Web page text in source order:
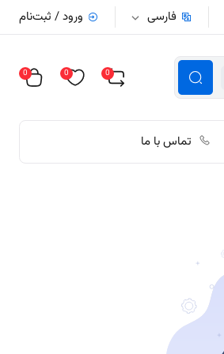
فارسی ورود / ثبت‌نام
0
0
0
تماس با ما